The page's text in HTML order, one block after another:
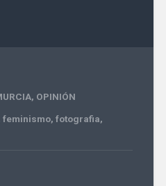
, OPINIÓN
feminismo, fotografia,